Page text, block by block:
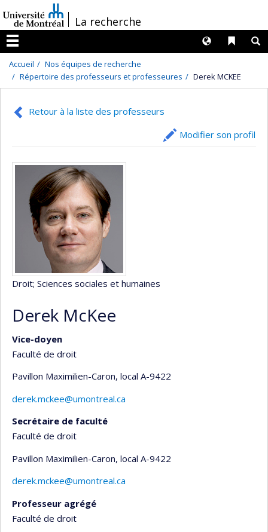
au
contenu
/La recherche
Menu
Liens
Langues
Accueil
Nos équipes de recherche
Répertoire des professeurs et professeures
Derek MCKEE
Retour à la liste des professeurs
Modifier son profil
Droit; Sciences sociales et humaines
Derek McKee
Vice-doyen
Faculté de droit
Pavillon Maximilien-Caron, local A-9422
derek.mckee@umontreal.ca
Secrétaire de faculté
Faculté de droit
Pavillon Maximilien-Caron, local A-9422
derek.mckee@umontreal.ca
Professeur agrégé
Faculté de droit